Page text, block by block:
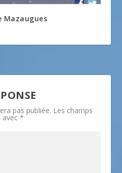
Mazaugues
pas publiée. Les champs
avec*